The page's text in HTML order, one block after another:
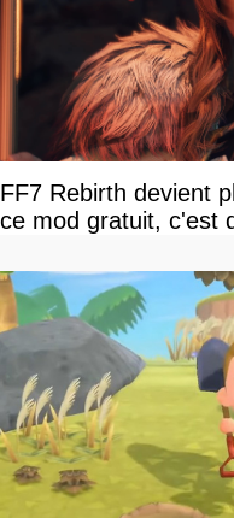
FF7 Rebirth devient
ce mod gratuit, c'est